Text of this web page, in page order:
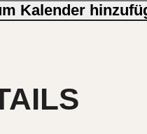
Kalender